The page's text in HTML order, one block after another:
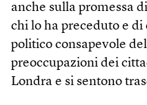
anche sulla promessa
chi lo ha preceduto e
politico consapevole
preoccupazioni dei
Londra e si sentono